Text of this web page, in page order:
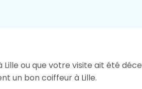
ou que votre visite ait été
un bon coiffeur à Lille.